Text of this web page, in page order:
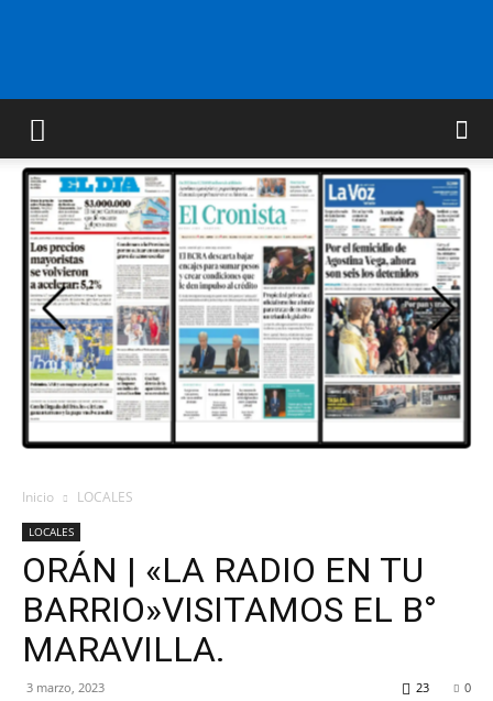
FM
GOLD
ORAN
107.1
Inicio LOCALES
LOCALES
ORÁN | «LA RADIO EN TU
BARRIO»VISITAMOS EL B°
MARAVILLA.
3 marzo, 2023 0
23